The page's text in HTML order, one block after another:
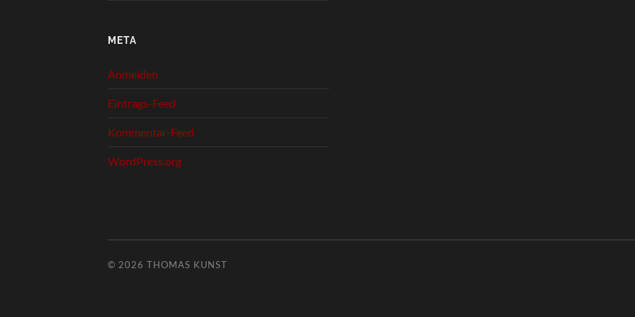
META
Anmelden
Eintrags-Feed
Kommentar-Feed
WordPress.org
© 2026 THOMAS KUNST